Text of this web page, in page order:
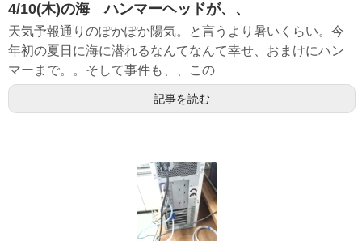
4/10(木)の海 ハンマーヘッドが、、
天気予報通りのぽかぽか陽気。と言うより暑いくらい。今
年初の夏日に海に潜れるなんてなんて幸せ、おまけにハン
マーまで。。そして事件も、、この
記事を読む